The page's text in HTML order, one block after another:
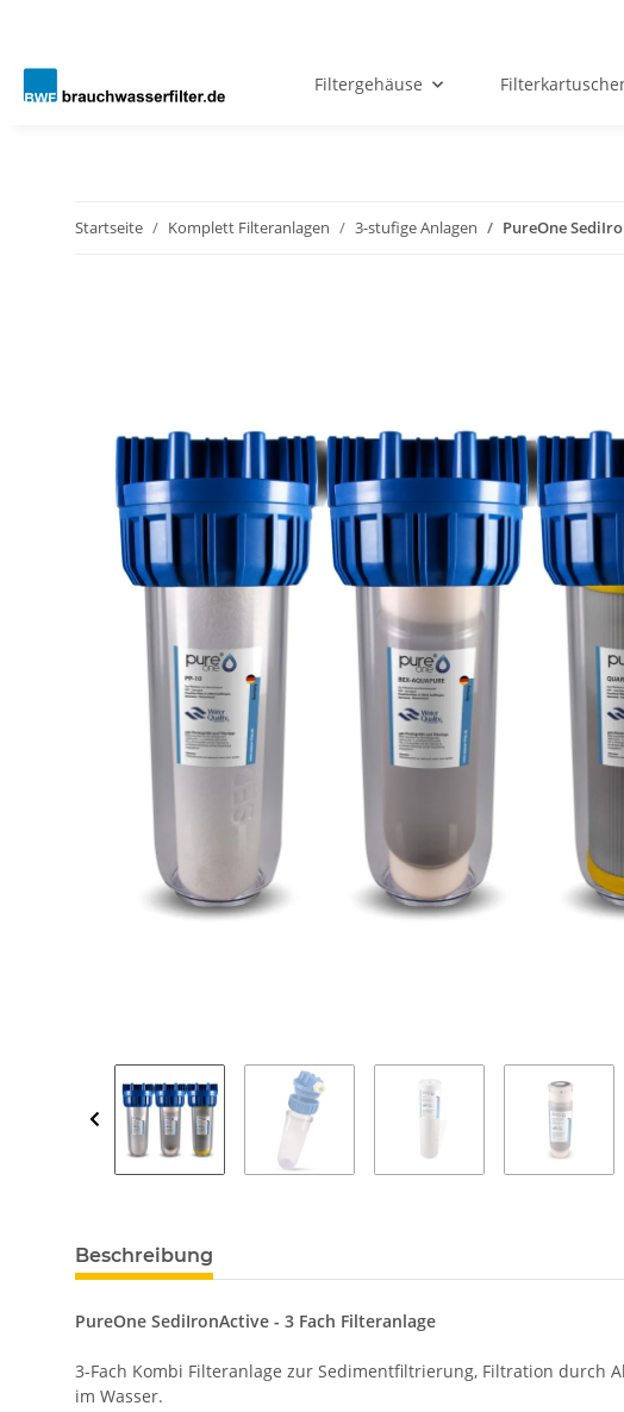
Filtergehäuse
Startseite Komplett Filteranlagen 3-stufige Anlagen PureOne
Beschreibung
PureOne SediIronActive - 3 Fach Filteranlage
3-Fach Kombi Filteranlage zur Sedimentfiltrierung, Filtration durch
im Wasser.